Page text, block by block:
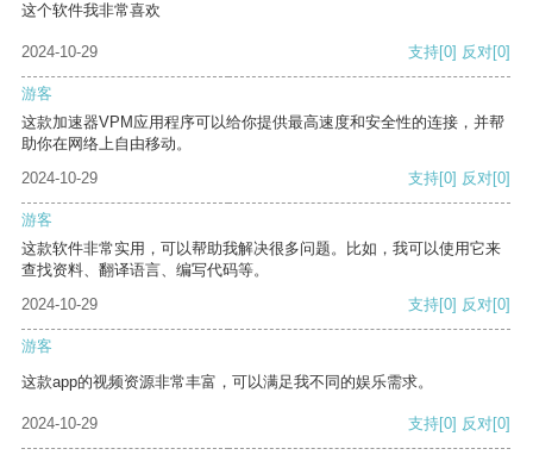
这个软件我非常喜欢
2024-10-29 支持[0] 反对[0]
游客
这款加速器VPM应用程序可以给你提供最高速度和安全性的连接，并帮
助你在网络上自由移动。
2024-10-29
支持[0] 反对[0]
游客
这款软件非常实用，可以帮助我解决很多问题。比如，我可以使用它来
查找资料、翻译语言、编写代码等。
2024-10-29
支持[0] 反对[0]
游客
这款app的视频资源非常丰富，可以满足我不同的娱乐需求。
2024-10-29 支持[0] 反对[0]